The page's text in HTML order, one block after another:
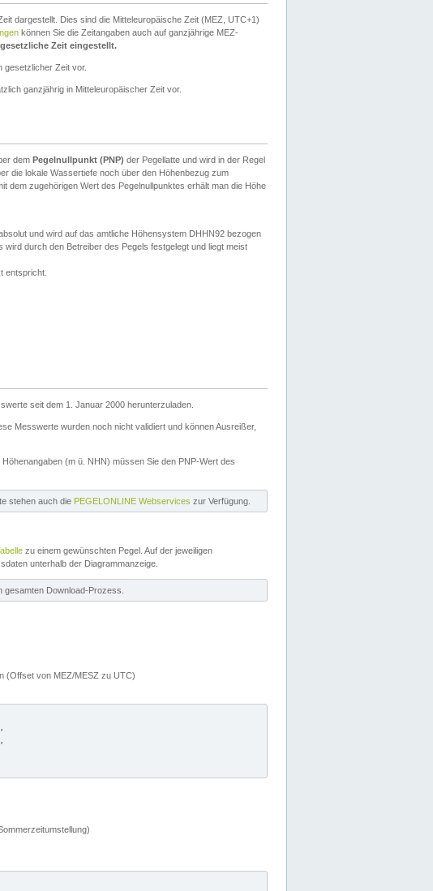
dargestellt. Dies sind die Mitteleuropäische Zeit (MEZ, UTC+1)
können Sie die Zeitangaben auch auf ganzjährige MEZ-
Zeit eingestellt.
gesetzlicher Zeit vor.
ganzjährig in Mitteleuropäischer Zeit vor.
dem Pegelnullpunkt (PNP) der Pegellatte und wird in der Regel
die lokale Wassertiefe noch über den Höhenbezug zum
dem zugehörigen Wert des Pegelnullpunktes erhält man die Höhe
und wird auf das amtliche Höhensystem DHHN92 bezogen
durch den Betreiber des Pegels festgelegt und liegt meist
entspricht.
seit dem 1. Januar 2000 herunterzuladen.
Messwerte wurden noch nicht validiert und können Ausreißer,
Höhenangaben (m ü. NHN) müssen Sie den PNP-Wert des
stehen auch die PEGELONLINE Webservices zur Verfügung.
zu einem gewünschten Pegel. Auf der jeweiligen
unterhalb der Diagrammanzeige.
gesamten Download-Prozess.
(Offset von MEZ/MESZ zu UTC)